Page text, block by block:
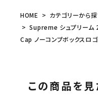
HOME カテゴリーから
Supreme シュプリー
Cap ノーコンプボックスロ
この商品を